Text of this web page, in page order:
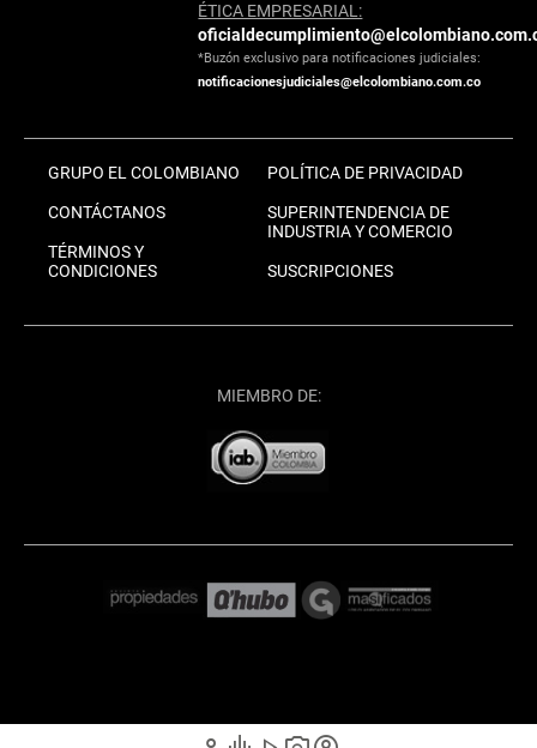
ÉTICA EMPRESARIAL:
*Buzón exclusivo para notificaciones judiciales:
notificacionesjudiciales@elcolombiano.com.co
GRUPO EL COLOMBIANO
CONTÁCTANOS
TÉRMINOS Y
CONDICIONES
POLÍTICA DE PRIVACIDAD
SUPERINTENDENCIA DE
INDUSTRIA Y COMERCIO
SUSCRIPCIONES
MIEMBRO DE: